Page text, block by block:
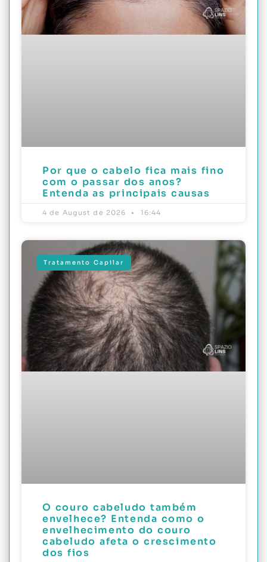
Por que o cabelo fica mais fino
com o passar dos anos?
Entenda as principais causas
4 de August de 2026 16:44
Tratamento Capilar
O couro cabeludo também
envelhece? Entenda como o
envelhecimento do couro
cabeludo afeta o crescimento
dos fios